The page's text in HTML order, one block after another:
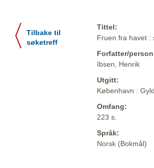
Tilbake til
søketreff
Tittel:
Fruen fra havet :
Forfatter/
Ibsen, Henrik
Utgitt:
København :
Omfang:
223 s.
Språk:
Norsk (Bokmål)